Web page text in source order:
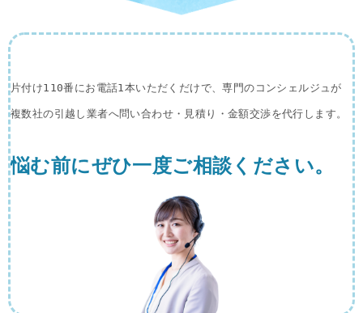
片付け110番にお電話1本いただくだけで、専門のコンシェルジュが
複数社の引越し業者へ問い合わせ・見積り・金額交渉を代行します。
悩む前にぜひ一度ご相談ください。